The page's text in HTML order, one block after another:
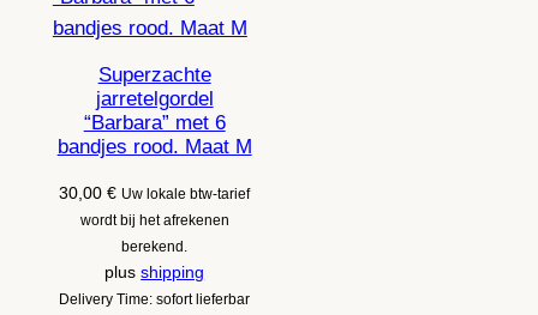
Superzachte
jarretelgordel
“Barbara” met 6
bandjes rood. Maat M
30,00€ Uw lokale btw-tarief
wordt bij het afrekenen
berekend.
plusshipping
Delivery Time: sofort lieferbar